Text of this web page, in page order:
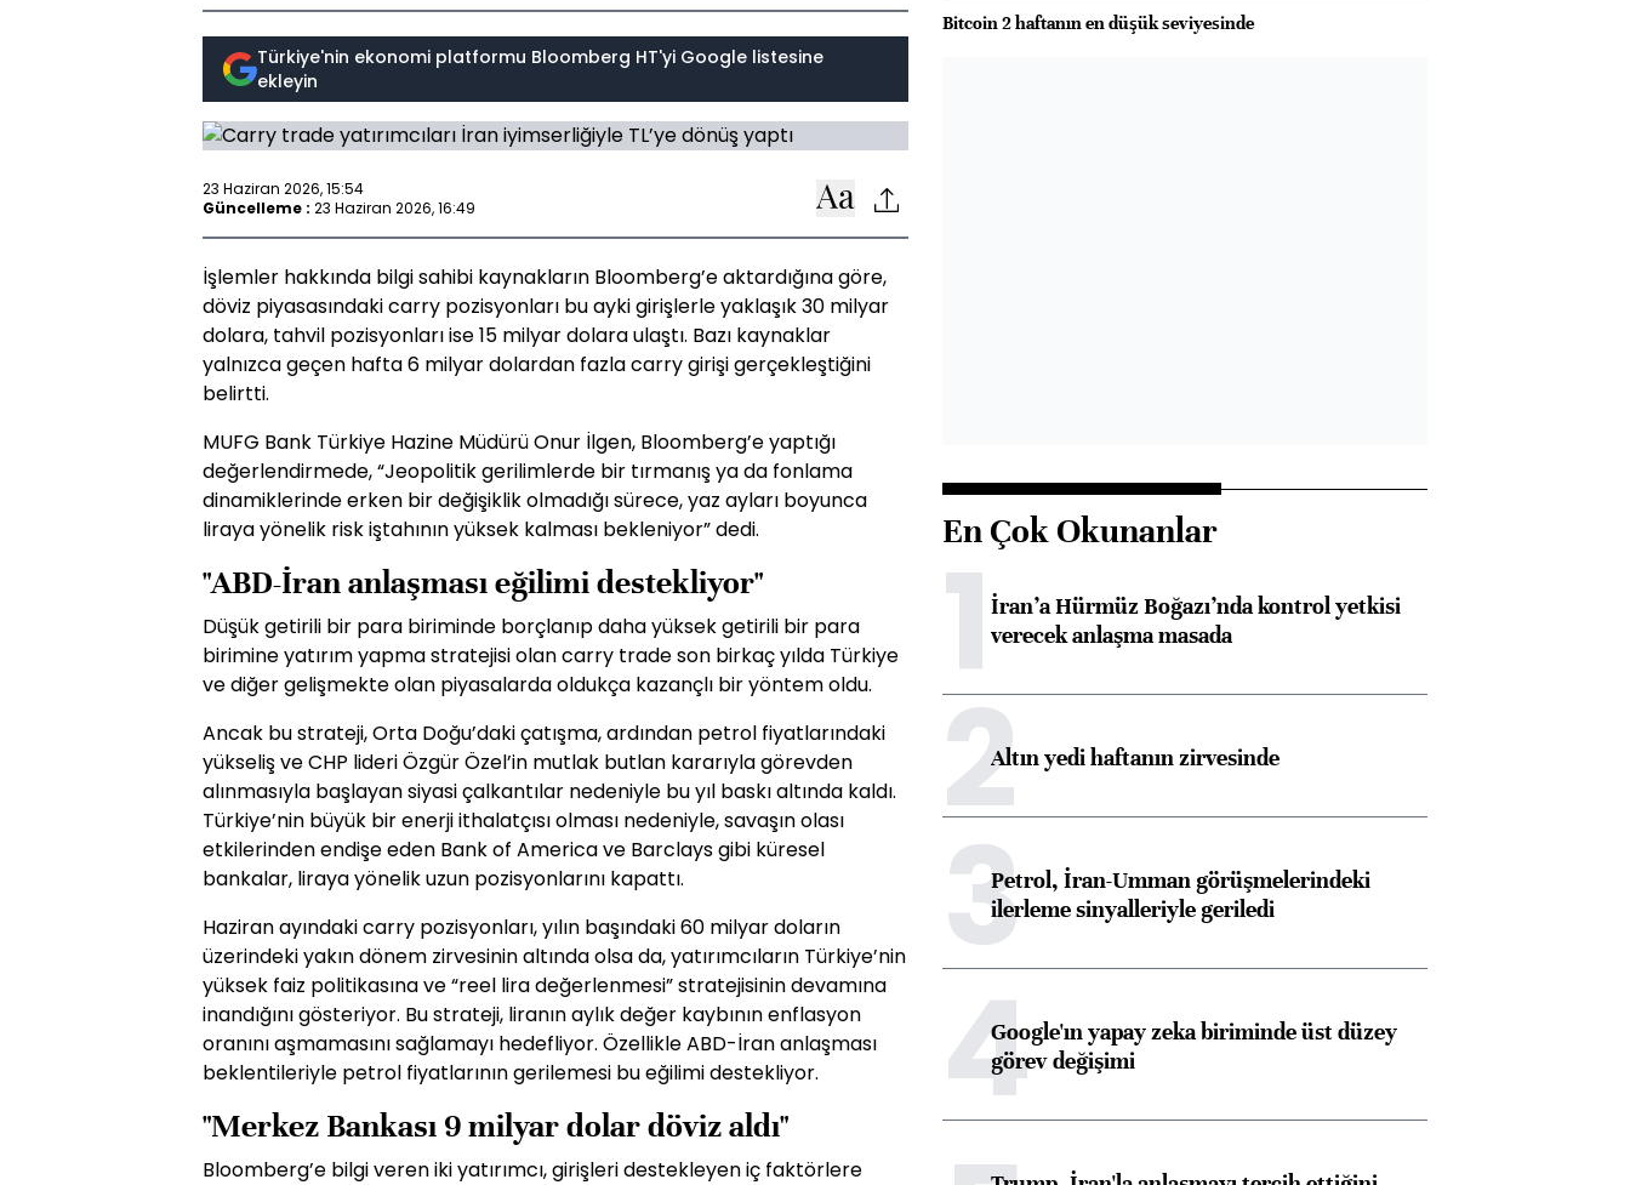
Türkiye'nin ekonomi platformu Bloomberg HT'yi Google listesine
ekleyin
23 Haziran 2026, 15:54
Güncelleme : 23 Haziran 2026, 16:49
İşlemler hakkında bilgi sahibi kaynakların Bloomberg’e aktardığına göre,
döviz piyasasındaki carry pozisyonları bu ayki girişlerle yaklaşık 30 milyar
dolara, tahvil pozisyonları ise 15 milyar dolara ulaştı. Bazı kaynaklar
yalnızca geçen hafta 6 milyar dolardan fazla carry girişi gerçekleştiğini
belirtti.
MUFG Bank Türkiye Hazine Müdürü Onur İlgen, Bloomberg’e yaptığı
değerlendirmede, “Jeopolitik gerilimlerde bir tırmanış ya da fonlama
dinamiklerinde erken bir değişiklik olmadığı sürece, yaz ayları boyunca
liraya yönelik risk iştahının yüksek kalması bekleniyor” dedi.
"ABD-İran anlaşması eğilimi destekliyor"
Düşük getirili bir para biriminde borçlanıp daha yüksek getirili bir para
birimine yatırım yapma stratejisi olan carry trade son birkaç yılda Türkiye
ve diğer gelişmekte olan piyasalarda oldukça kazançlı bir yöntem oldu.
Ancak bu strateji, Orta Doğu’daki çatışma, ardından petrol fiyatlarındaki
yükseliş ve CHP lideri Özgür Özel’in mutlak butlan kararıyla görevden
alınmasıyla başlayan siyasi çalkantılar nedeniyle bu yıl baskı altında kaldı.
Türkiye’nin büyük bir enerji ithalatçısı olması nedeniyle, savaşın olası
etkilerinden endişe eden Bank of America ve Barclays gibi küresel
bankalar, liraya yönelik uzun pozisyonlarını kapattı.
Haziran ayındaki carry pozisyonları, yılın başındaki 60 milyar doların
üzerindeki yakın dönem zirvesinin altında olsa da, yatırımcıların Türkiye’nin
yüksek faiz politikasına ve “reel lira değerlenmesi” stratejisinin devamına
inandığını gösteriyor. Bu strateji, liranın aylık değer kaybının enflasyon
oranını aşmamasını sağlamayı hedefliyor. Özellikle ABD-İran anlaşması
beklentileriyle petrol fiyatlarının gerilemesi bu eğilimi destekliyor.
"Merkez Bankası 9 milyar dolar döviz aldı"
Bloomberg’e bilgi veren iki yatırımcı, girişleri destekleyen iç faktörlere
Bitcoin 2 haftanın en düşük seviyesinde
En Çok Okunanlar
1İran’a Hürmüz Boğazı’nda kontrol yetkisi
verecek anlaşma masada
2Altın yedi haftanın zirvesinde
3Petrol, İran-Umman görüşmelerindeki
ilerleme sinyalleriyle geriledi
4Google'ın yapay zeka biriminde üst düzey
görev değişimi